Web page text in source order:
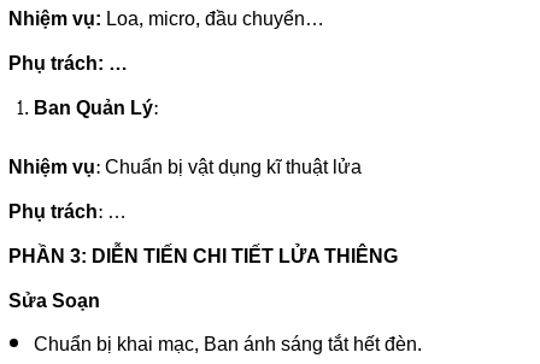
Nhiệm vụ: Loa, micro, đầu chuyển…
Phụ trách: …
Ban Quản Lý:
Nhiệm vụ: Chuẩn bị vật dụng kĩ thuật lửa
Phụ trách: …
PHẦN 3: DIỄN TIẾN CHI TIẾT LỬA THIÊNG
Sửa Soạn
Chuẩn bị khai mạc, Ban ánh sáng tắt hết đèn.